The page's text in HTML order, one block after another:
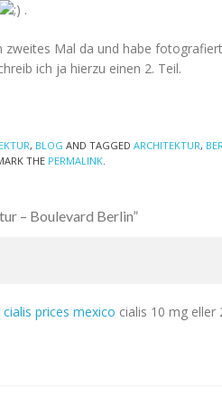
.
zweites Mal da und habe
ich ja hierzu einen 2. Teil.
, BLOG AND TAGGED ARCHITEKTUR,
THE PERMALINK.
– Boulevard Berlin”
cialis prices mexico cialis 10 mg